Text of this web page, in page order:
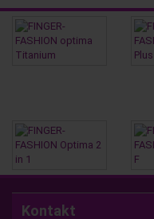
Kontakt